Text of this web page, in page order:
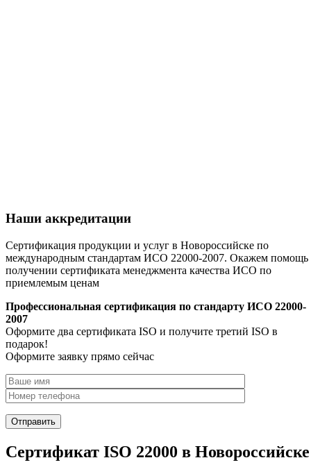
Наши аккредитации
Сертификация продукции и услуг в Новороссийске по
международным стандартам ИСО 22000-2007. Окажем помощь
получении сертификата менеджмента качества ИСО по
приемлемым ценам
Профессиональная сертификация по стандарту ИСО 22000-
2007
Оформите два сертификата ISO и получите третий ISO в
подарок!
Оформите заявку прямо сейчас
Сертификат ISO 22000 в Новороссийске